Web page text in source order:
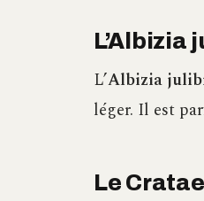
L’Albizia
L’Albizia
léger. Il est
Le